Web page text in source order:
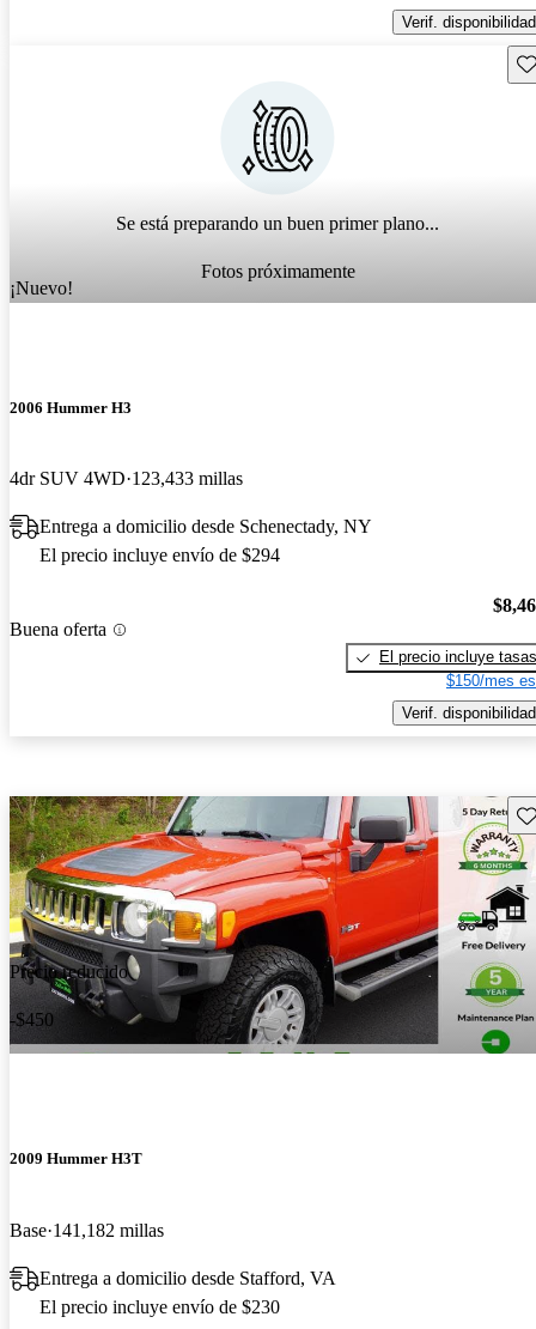
Verif. disponibilidad
Se está preparando un buen primer plano...
Fotos próximamente
¡Nuevo!
2006 Hummer H3
4dr SUV 4WD 123,433 millas
Entrega a domicilio desde Schenectady, NY
El precio incluye envío de $294
Buena oferta
El precio incluye tasas
$150/mes
Verif. disponibilidad
Precio reducido
-$450
2009 Hummer H3T
Base 141,182 millas
Entrega a domicilio desde Stafford, VA
El precio incluye envío de $230